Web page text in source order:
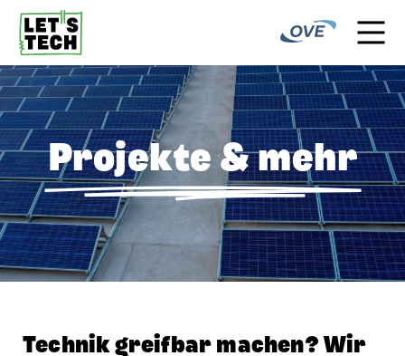
Projekte & mehr
Technik greifbar machen? Wir